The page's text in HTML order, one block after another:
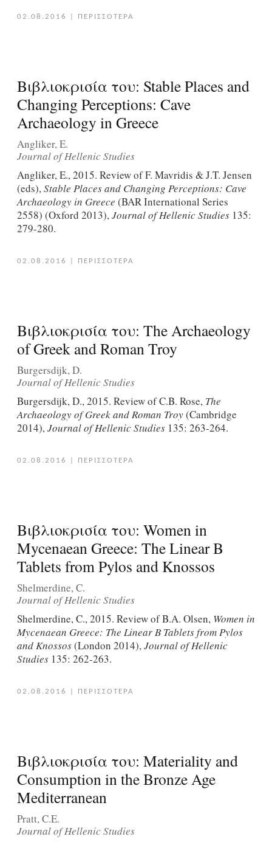
02.08.2016 ΠΕΡΙΣΣΟΤΕΡΑ
Βιβλιοκρισία του: Stable Places and
Changing Perceptions: Cave
Archaeology in Greece
Angliker, E.
Journal of Hellenic Studies
Angliker, E., 2015. Review of F. Mavridis & J.T. Jensen
(eds),Stable Places and Changing Perceptions: Cave
Archaeology in Greece (BAR International Series
2558) (Oxford 2013),Journal of Hellenic Studies135:
279-280.
02.08.2016 ΠΕΡΙΣΣΟΤΕΡΑ
Βιβλιοκρισία του: The Archaeology
of Greek and Roman Troy
Burgersdijk, D.
Journal of Hellenic Studies
Burgersdijk, D., 2015. Review of C.B. Rose, The
Archaeology of Greek and Roman Troy(Cambridge
2014),Journal of Hellenic Studies135: 263-264.
02.08.2016 ΠΕΡΙΣΣΟΤΕΡΑ
Βιβλιοκρισία του: Women in
Mycenaean Greece: The Linear B
Tablets from Pylos and Knossos
Shelmerdine, C.
Journal of Hellenic Studies
Shelmerdine, C., 2015. Review of B.A. Olsen, Women in
Mycenaean Greece: The Linear B Tablets from Pylos
and Knossos(London 2014),Journal of Hellenic
Studies135: 262-263.
02.08.2016 ΠΕΡΙΣΣΟΤΕΡΑ
Βιβλιοκρισία του: Materiality and
Consumption in the Bronze Age
Mediterranean
Pratt, C.E.
Journal of Hellenic Studies